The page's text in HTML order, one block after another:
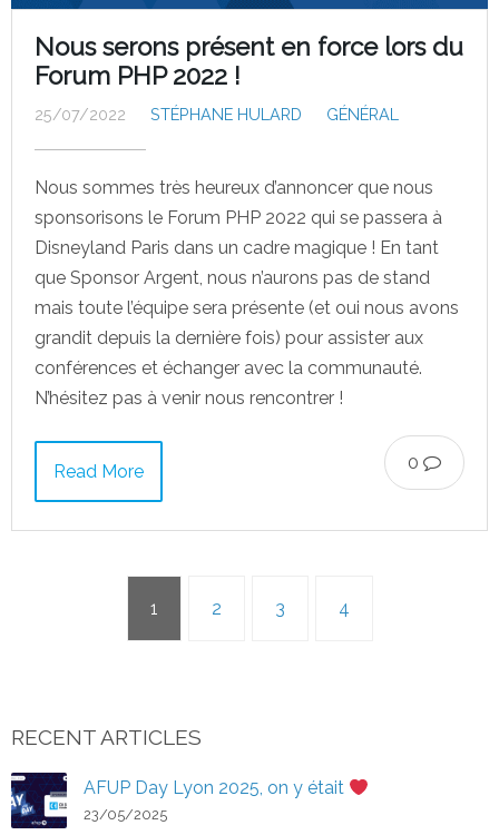
Nous serons présent en force lors du
Forum PHP 2022 !
25/07/2022 STÉPHANE HULARD GÉNÉRAL
Nous sommes très heureux d’annoncer que nous
sponsorisons le Forum PHP 2022 qui se passera à
Disneyland Paris dans un cadre magique ! En tant
que Sponsor Argent, nous n’aurons pas de stand
mais toute l’équipe sera présente (et oui nous avons
grandit depuis la dernière fois) pour assister aux
conférences et échanger avec la communauté.
N’hésitez pas à venir nous rencontrer !
0
Read More
1 2 3 4
RECENT ARTICLES
AFUP Day Lyon 2025, on y était
23/05/2025